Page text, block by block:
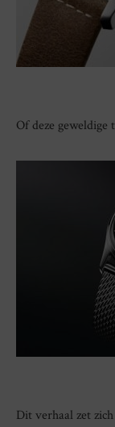
Of deze
Dit verhaal zet